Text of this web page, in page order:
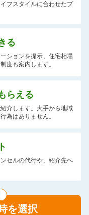
フスタイルに合わせたプ
る
ションを提示、住宅相場
度も案内します。
らえる
介します。大手から地域
為はありません。
セルの代行や、紹介先へ
を選択